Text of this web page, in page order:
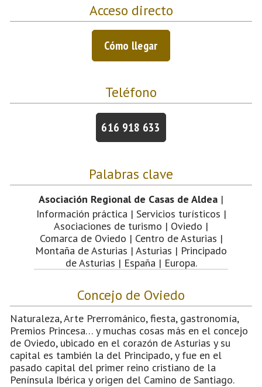
Acceso directo
Cómo llegar
Teléfono
616 918 633
Palabras clave
Asociación Regional de Casas de Aldea |
Información práctica | Servicios turísticos |
Asociaciones de turismo | Oviedo |
Comarca de Oviedo | Centro de Asturias |
Montaña de Asturias | Asturias | Principado
de Asturias | España | Europa.
Concejo de Oviedo
Naturaleza, Arte Prerrománico, fiesta, gastronomía,
Premios Princesa… y muchas cosas más en el concejo
de Oviedo, ubicado en el corazón de Asturias y su
capital es también la del Principado, y fue en el
pasado capital del primer reino cristiano de la
Península Ibérica y origen del Camino de Santiago.